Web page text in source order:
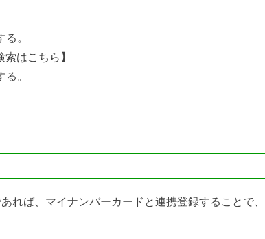
から次のサイトへ移動する
はこちら】
。
れば、マイナンバーカードと連携登録することで